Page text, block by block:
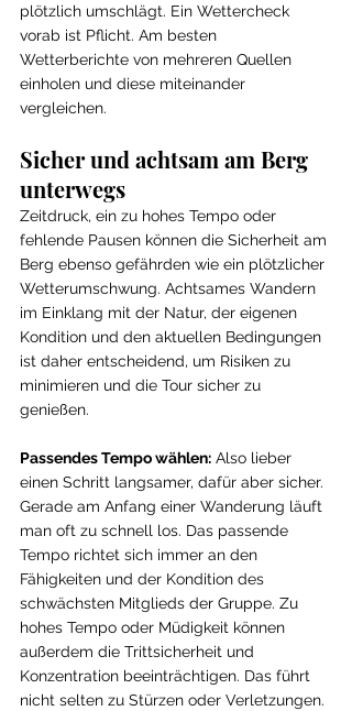
plötzlich umschlägt. Ein Wettercheck
vorab ist Pflicht. Am besten
Wetterberichte von mehreren Quellen
einholen und diese miteinander
vergleichen.
Sicher und achtsam am Berg
unterwegs
Zeitdruck, ein zu hohes Tempo oder
fehlende Pausen können die Sicherheit am
Berg ebenso gefährden wie ein plötzlicher
Wetterumschwung. Achtsames Wandern
im Einklang mit der Natur, der eigenen
Kondition und den aktuellen Bedingungen
ist daher entscheidend, um Risiken zu
minimieren und die Tour sicher zu
genießen.
Passendes Tempo wählen: Also lieber
einen Schritt langsamer, dafür aber sicher.
Gerade am Anfang einer Wanderung läuft
man oft zu schnell los. Das passende
Tempo richtet sich immer an den
Fähigkeiten und der Kondition des
schwächsten Mitglieds der Gruppe. Zu
hohes Tempo oder Müdigkeit können
außerdem die Trittsicherheit und
Konzentration beeinträchtigen. Das führt
nicht selten zu Stürzen oder Verletzungen.